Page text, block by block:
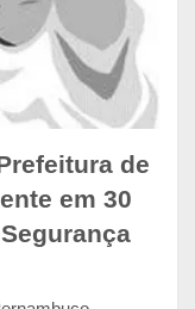
de
em 30